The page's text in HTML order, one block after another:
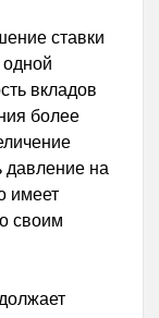
ставки
вкладов
более
давление на
имеет
своим